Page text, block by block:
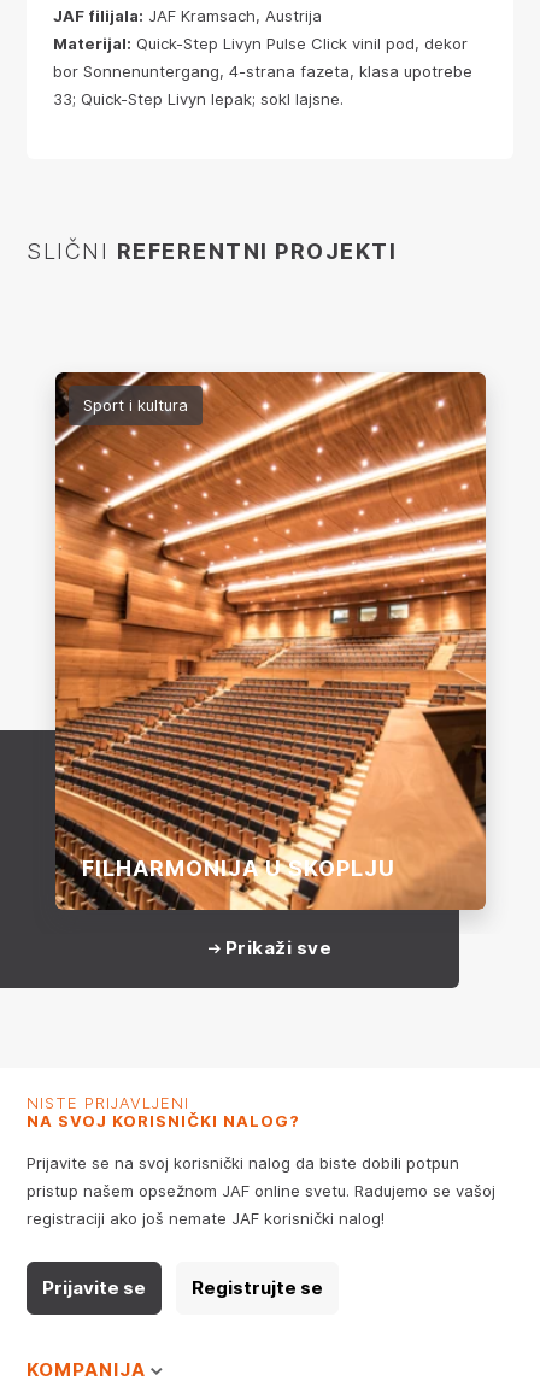
JAF filijala: JAF Kramsach, Austrija
Materijal: Quick-Step Livyn Pulse Click vinil pod, dekor
bor Sonnenuntergang, 4-strana fazeta, klasa upotrebe
33; Quick-Step Livyn lepak; sokl lajsne.
SLIČNI REFERENTNI PROJEKTI
Sport i kultura
FILHARMONIJA U SKOPLJU
Prikaži sve
NISTE PRIJAVLJENI
NA SVOJ KORISNIČKI NALOG?
Prijavite se na svoj korisnički nalog da biste dobili potpun
pristup našem opsežnom JAF online svetu. Radujemo se vašoj
registraciji ako još nemate JAF korisnički nalog!
Prijavite se Registrujte se
KOMPANIJA